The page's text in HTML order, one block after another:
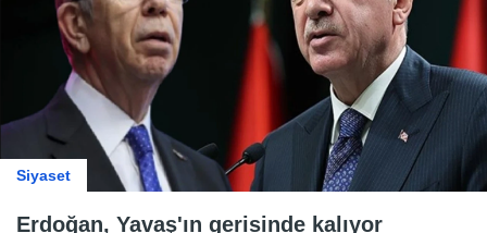
Siyaset
Erdoğan, Yavaş'ın gerisinde kalıyor